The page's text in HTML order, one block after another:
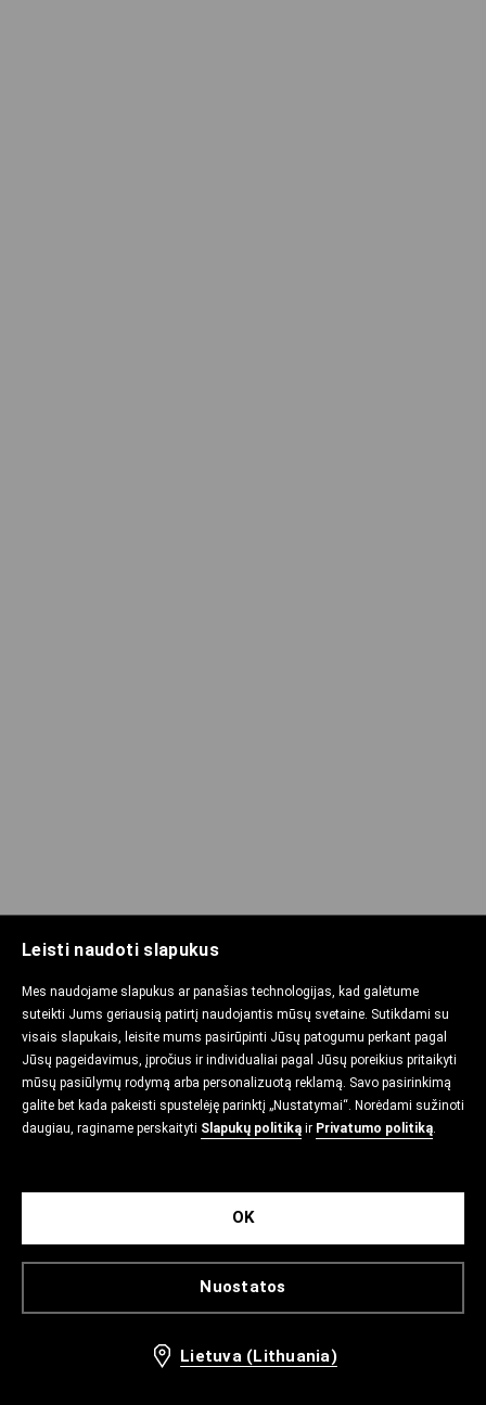
Leisti naudoti slapukus
Mes naudojame slapukus ar panašias technologijas, kad galėtume
suteikti Jums geriausią patirtį naudojantis mūsų svetaine. Sutikdami su
visais slapukais, leisite mums pasirūpinti Jūsų patogumu perkant pagal
Jūsų pageidavimus, įpročius ir individualiai pagal Jūsų poreikius pritaikyti
mūsų pasiūlymų rodymą arba personalizuotą reklamą. Savo pasirinkimą
galite bet kada pakeisti spustelėję parinktį „Nustatymai“. Norėdami sužinoti
daugiau, raginame perskaityti Slapukų politiką ir Privatumo politiką.
Nuostatos
OK
Lietuva (Lithuania)